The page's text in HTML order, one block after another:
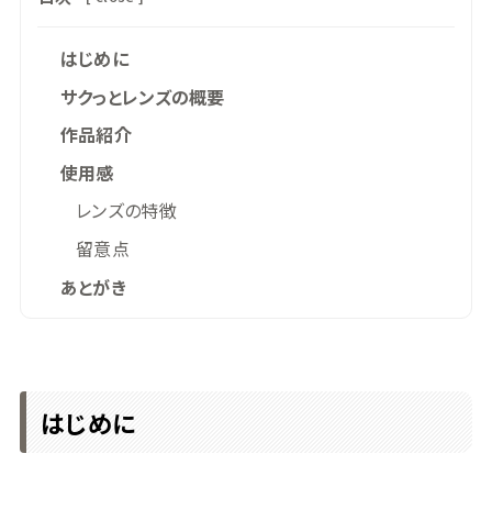
はじめに
サクっとレンズの概要
作品紹介
使用感
レンズの特徴
留意点
あとがき
はじめに